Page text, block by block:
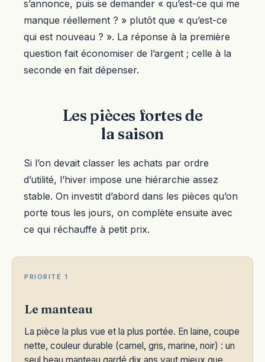
s’annonce, puis se demander « qu’est-ce qui me
manque réellement ? » plutôt que « qu’est-ce
qui est nouveau ? ». La réponse à la première
question fait économiser de l’argent ; celle à la
seconde en fait dépenser.
Les pièces fortes de
la saison
Si l’on devait classer les achats par ordre
d’utilité, l’hiver impose une hiérarchie assez
stable. On investit d’abord dans les pièces qu’on
porte tous les jours, on complète ensuite avec
ce qui réchauffe à petit prix.
PRIORITÉ 1
Le manteau
La pièce la plus vue et la plus portée. En laine, coupe
nette, couleur durable (camel, gris, marine, noir) : un